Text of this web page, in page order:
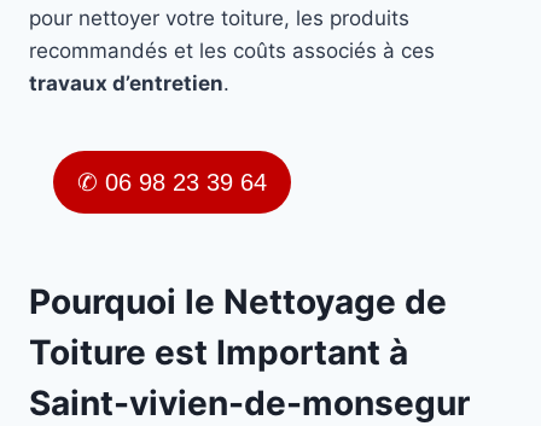
pour nettoyer votre toiture, les produits
recommandés et les coûts associés à ces
travaux d’entretien.
✆ 06 98 23 39 64
Pourquoi le Nettoyage de
Toiture est Important à
Saint-vivien-de-monsegur